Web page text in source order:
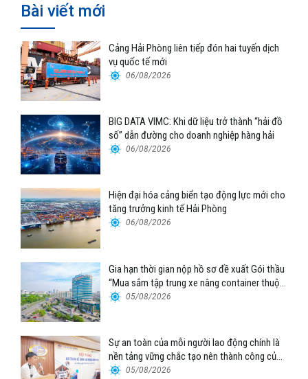
Bài viết mới
Cảng Hải Phòng liên tiếp đón hai tuyến dịch
vụ quốc tế mới
06/08/2026
BIG DATA VIMC: Khi dữ liệu trở thành “hải đồ
số” dẫn đường cho doanh nghiệp hàng hải
06/08/2026
Hiện đại hóa cảng biển tạo động lực mới cho
tăng trưởng kinh tế Hải Phòng
06/08/2026
Gia hạn thời gian nộp hồ sơ đề xuất Gói thầu
“Mua sắm tập trung xe nâng container thuộc
Tổng công ty Hàng hải Việt Nam – CTCP”
05/08/2026
Sự an toàn của mỗi người lao động chính là
nền tảng vững chắc tạo nên thành công của
Cảng Đà Nẵng
05/08/2026